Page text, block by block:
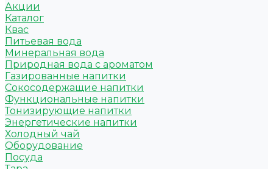
Акции
Каталог
Квас
Питьевая вода
Минеральная вода
Природная вода с ароматом
Газированные напитки
Сокосодержащие напитки
Функциональные напитки
Тонизирующие напитки
Энергетические напитки
Холодный чай
Оборудование
Посуда